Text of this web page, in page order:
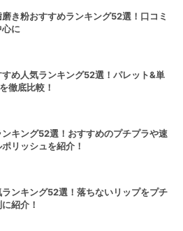
き粉おすすめランキング52選！口コミ
に
め人気ランキング52選！パレット&単
徹底比較！
キング52選！おすすめのプチプラや速
リッシュを紹介！
ンキング52選！落ちないリップをプチ
紹介！